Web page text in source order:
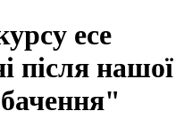
есе
після нашої